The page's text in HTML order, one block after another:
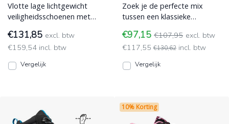
Vlotte lage lichtgewicht
veiligheidsschoenen met
draaiknop) van Sixton met
veili ESD (Electro Static
€131,85 excl. btw
€159,54 incl. btw
Vergelijk
Zoek je de perfecte mix
tussen een klassieke
robuuste werkschoen? Deze
PUMA ESD (Electro Static
€97,15 €107,95 excl. btw
€117,55 €130,62 incl. btw
Vergelijk
10% Korting